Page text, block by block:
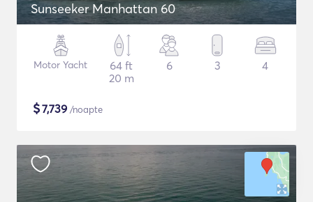
Sunseeker Manhattan 60
Motor Yacht
64 ft
20 m
6 3 4
$7,739 /noapte